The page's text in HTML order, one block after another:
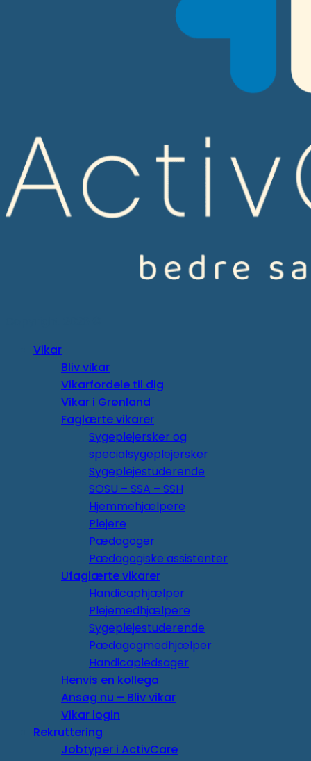
Vikar
Bliv vikar
Vikarfordele til dig
Vikar i Grønland
Faglærte vikarer
Sygeplejersker og
specialsygeplejersker
Sygeplejestuderende
SOSU – SSA – SSH
Hjemmehjælpere
Plejere
Pædagoger
Pædagogiske assistenter
Ufaglærte vikarer
Handicaphjælper
Plejemedhjælpere
Sygeplejestuderende
Pædagogmedhjælper
Handicapledsager
Henvis en kollega
Ansøg nu – Bliv vikar
Vikar login
Rekruttering
Jobtyper i ActivCare